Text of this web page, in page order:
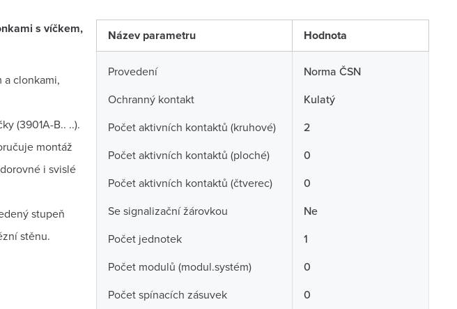
s víčkem,
a clonkami,
(3901A-B.. ..).
montáž
i svislé
stupeň
stěnu.
Název parametru Hodnota
Provedení
Norma ČSN
Ochranný kontakt
Kulatý
Počet aktivních kontaktů (kruhové)
2
Počet aktivních kontaktů (ploché)
0
Počet aktivních kontaktů (čtverec)
0
Se signalizační žárovkou
Ne
Počet jednotek
1
Počet modulů (modul.systém)
0
Počet spínacích zásuvek
0